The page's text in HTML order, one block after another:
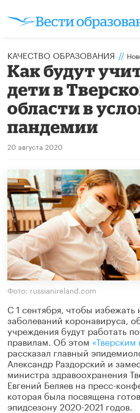
КАЧЕСТВО ОБРАЗОВАНИЯ //
Как будут
дети в
области в
пандемии
20 августа 2020
Фото: russianireland.com
С 1 сентября, чтобы
заболеваний коронавируса,
учреждения будут работать
правилам. Об этом
рассказал главный
Александр Раздорский и
министра здравоохранения
Евгений Беляев на пресс-
которая была посвящена
эпидсезону 2020-2021 годов.